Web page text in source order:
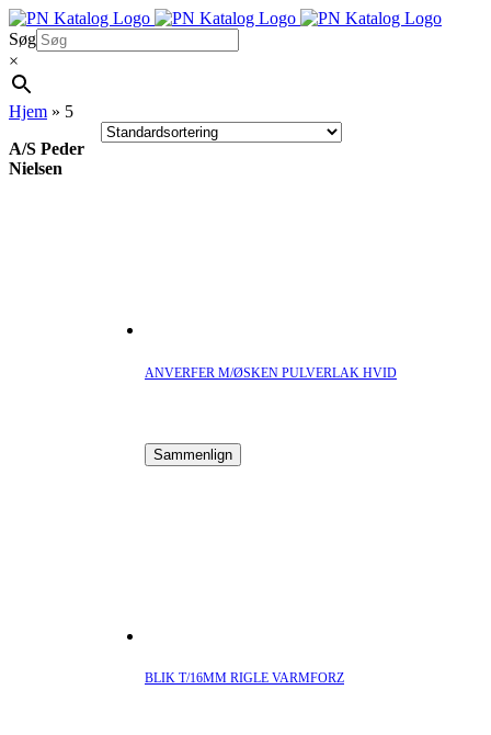
Skip
to
content
Søg
×
Hjem » 5
ANVERFER M/ØSKEN PULVERLAK HVID
Sammenlign
BLIK T/16MM RIGLE VARMFORZ
A/S Peder
Nielsen